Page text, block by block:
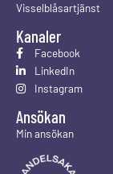
Visselblåsartjänst
Kanaler
Facebook
LinkedIn
Instagram
Ansökan
Min ansökan